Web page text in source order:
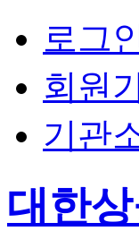
로그
회원
기관
대한